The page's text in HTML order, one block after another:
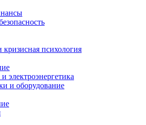
кризисная психология
электроэнергетика
и оборудование